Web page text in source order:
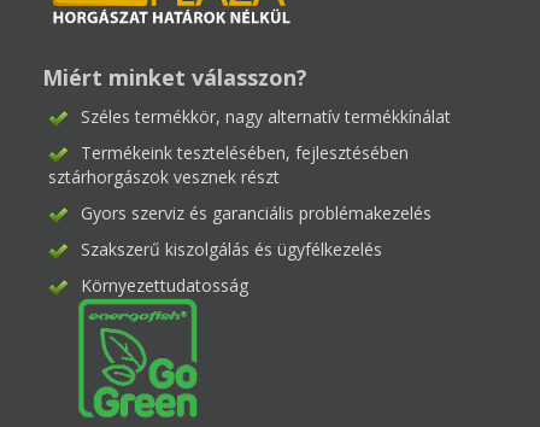
Miért minket válasszon?
Széles termékkör, nagy alternatív termékkínálat
Termékeink tesztelésében, fejlesztésében
sztárhorgászok vesznek részt
Gyors szerviz és garanciális problémakezelés
Szakszerű kiszolgálás és ügyfélkezelés
Környezettudatosság